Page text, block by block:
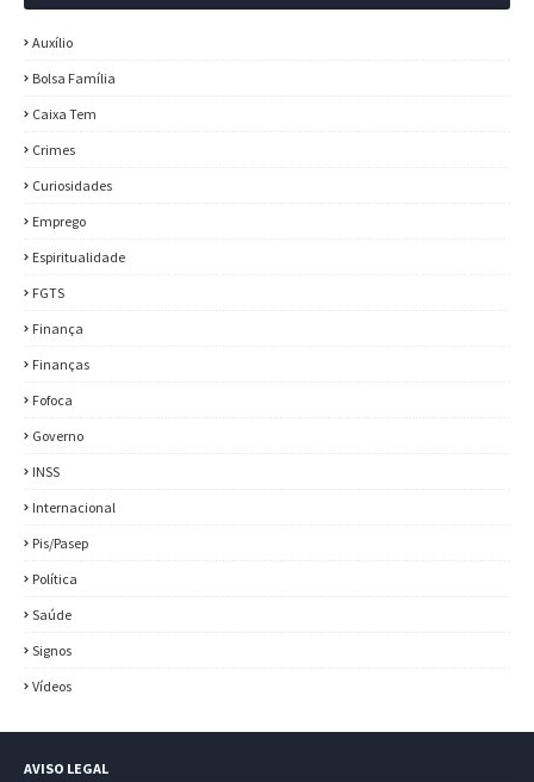
Auxílio
Bolsa Família
Caixa Tem
Crimes
Curiosidades
Emprego
Espiritualidade
FGTS
Finança
Finanças
Fofoca
Governo
INSS
Internacional
Pis/Pasep
Política
Saúde
Signos
Vídeos
AVISO LEGAL